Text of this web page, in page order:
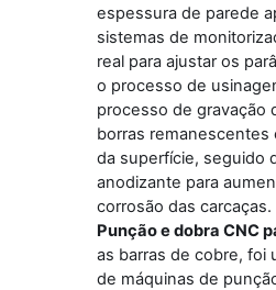
espessura de parede
sistemas de
real para ajustar os
o processo de
processo de gravação
borras remanescentes
da superfície, seguido
anodizante para
corrosão das carcaças.
Punção e dobra CNC
as barras de cobre, foi
de máquinas de